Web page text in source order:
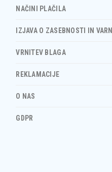
NAČINI PLAČILA
IZJAVA O ZASEBNOSTI IN
VRNITEV BLAGA
REKLAMACIJE
O NAS
GDPR